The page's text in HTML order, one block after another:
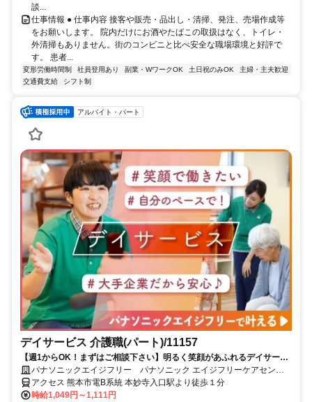
談...
仕事情報 ● 仕事内容 接客や販売・品出し・清掃、発注、売場作成等
をお願いします。 院内だけにお酒やたばこの取扱はなく、トイレ・
外清掃もありません。街のコンビニと比べ安全な職場環境と好評で
す。 患者...
変形労働時間制 社員登用あり 副業・WワークOK 土日祝のみOK
主婦・主夫歓迎
交通費支給
シフト制
アルバイト・パート
デイサービス 介護職(パート)/11157
【週1からOK！まずはご相談下さい】明るく笑顔があふれるデイサービ
スです。研修制度も充実しています。自動車通勤も可能です（台数に制
限あり）
パナソニックエイジフリー パナソニック エイジフリーケアセンタ
ー上熊本・デイサービス
アクセス 熊本市電B系統 本妙寺入口駅より徒歩１分
時給1,049円～1,111円